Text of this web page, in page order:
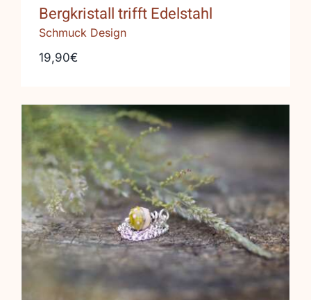
Bergkristall trifft Edelstahl
Schmuck Design
19,90€
Lampwork Anhänger